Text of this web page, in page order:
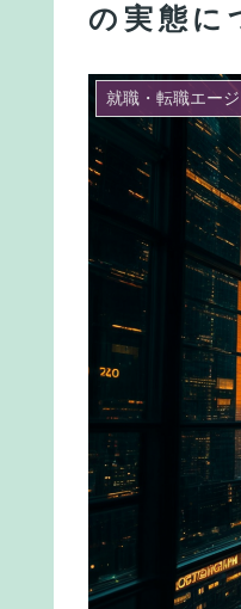
の実態に
就職・転職エー